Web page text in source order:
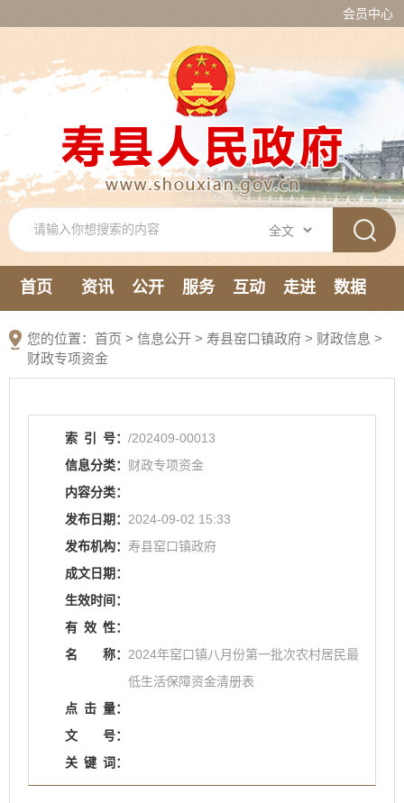
会员中心
首页 资讯 公开 服务 互动 走进
数据
您的位置： 首页 > 信息公开 > 寿县窑口镇政府 > 财政信息 >
财政专项资金
索 引 号： /202409-00013
信息分类： 财政专项资金
内容分类：
发布日期： 2024-09-02 15:33
发布机构： 寿县窑口镇政府
成文日期：
生效时间：
有 效 性：
名
称： 2024年窑口镇八月份第一批次农村居民最
低生活保障资金清册表
点 击 量：
文
号：
关 键 词：